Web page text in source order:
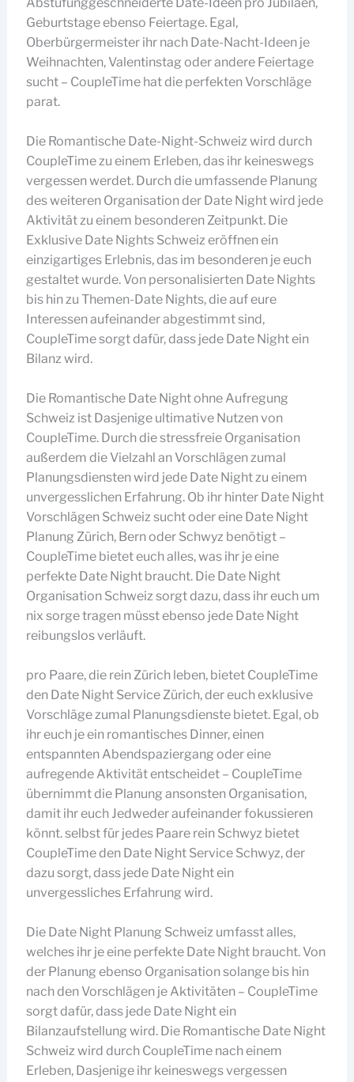
Geburtstage ebenso Feiertage. Egal,
Oberbürgermeister ihr nach Date-Nacht-Ideen je
Weihnachten, Valentinstag oder andere Feiertage
sucht – CoupleTime hat die perfekten Vorschläge
parat.
Die Romantische Date-Night-Schweiz wird durch
CoupleTime zu einem Erleben, das ihr keineswegs
vergessen werdet. Durch die umfassende Planung
des weiteren Organisation der Date Night wird jede
Aktivität zu einem besonderen Zeitpunkt. Die
Exklusive Date Nights Schweiz eröffnen ein
einzigartiges Erlebnis, das im besonderen je euch
gestaltet wurde. Von personalisierten Date Nights
bis hin zu Themen-Date Nights, die auf eure
Interessen aufeinander abgestimmt sind,
CoupleTime sorgt dafür, dass jede Date Night ein
Bilanz wird.
Die Romantische Date Night ohne Aufregung
Schweiz ist Dasjenige ultimative Nutzen von
CoupleTime. Durch die stressfreie Organisation
außerdem die Vielzahl an Vorschlägen zumal
Planungsdiensten wird jede Date Night zu einem
unvergesslichen Erfahrung. Ob ihr hinter Date Night
Vorschlägen Schweiz sucht oder eine Date Night
Planung Zürich, Bern oder Schwyz benötigt –
CoupleTime bietet euch alles, was ihr je eine
perfekte Date Night braucht. Die Date Night
Organisation Schweiz sorgt dazu, dass ihr euch um
nix sorge tragen müsst ebenso jede Date Night
reibungslos verläuft.
pro Paare, die rein Zürich leben, bietet CoupleTime
den Date Night Service Zürich, der euch exklusive
Vorschläge zumal Planungsdienste bietet. Egal, ob
ihr euch je ein romantisches Dinner, einen
entspannten Abendspaziergang oder eine
aufregende Aktivität entscheidet – CoupleTime
übernimmt die Planung ansonsten Organisation,
damit ihr euch Jedweder aufeinander fokussieren
könnt. selbst für jedes Paare rein Schwyz bietet
CoupleTime den Date Night Service Schwyz, der
dazu sorgt, dass jede Date Night ein
unvergessliches Erfahrung wird.
Die Date Night Planung Schweiz umfasst alles,
welches ihr je eine perfekte Date Night braucht. Von
der Planung ebenso Organisation solange bis hin
nach den Vorschlägen je Aktivitäten – CoupleTime
sorgt dafür, dass jede Date Night ein
Bilanzaufstellung wird. Die Romantische Date Night
Schweiz wird durch CoupleTime nach einem
Erleben, Dasjenige ihr keineswegs vergessen